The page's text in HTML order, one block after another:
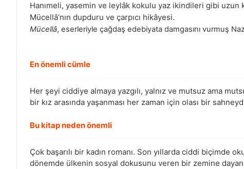
Hanımeli, yasemin ve leylâk kokulu yaz ikindileri gibi uzun
Mücellâ’nın dupduru ve çarpıcı hikâyesi.
Mücellâ, eserleriyle çağdaş edebiyata damgasını vurmuş
En önemli cümle
Her şeyi ciddiye almaya yazgılı, yalnız ve mutsuz ama
bir kız arasında yaşanması her zaman için olası bir
Bu kitap neden önemli
Çok başarılı bir kadın romanı. Son yıllarda ciddi biçimde
dönemde ülkenin sosyal dokusunu veren bir zemine